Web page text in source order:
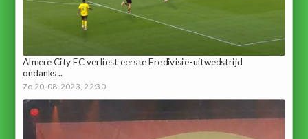
Almere City FC verliest eerste Eredivisie-uitwedstrijd
ondanks...
Zo 20-08-2023, 22:30